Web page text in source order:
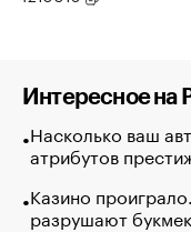
Интересное на
Насколько ваш
атрибутов
Казино
разрушают